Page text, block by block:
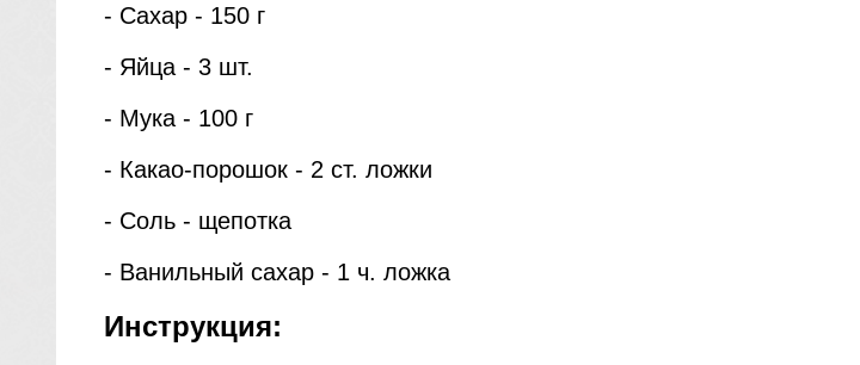
- Сахар - 150 г
- Яйца - 3 шт.
- Мука - 100 г
- Какао-порошок - 2 ст. ложки
- Соль - щепотка
- Ванильный сахар - 1 ч. ложка
Инструкция: